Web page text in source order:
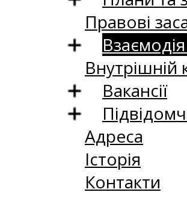
Правові
Внутрішній
Вакансії
Адреса
Історія
Контакти